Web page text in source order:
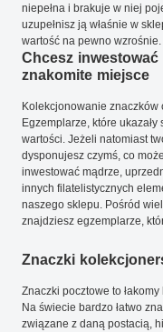
niepełna i brakuje w niej
uzupełnisz ją właśnie w
wartość na pewno wzrośnie.
Chcesz
znakomite miejsce
Kolekcjonowanie znaczków
Egzemplarze, które
wartości. Jeżeli natomiast
dysponujesz czymś, co
inwestować mądrze,
innych filatelistycznych
naszego sklepu. Pośród
znajdziesz egzemplarze,
Znaczki
Znaczki pocztowe to
Na świecie bardzo łatwo
związane z daną postacią,